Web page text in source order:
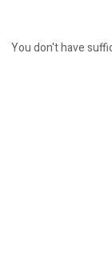
You don't have